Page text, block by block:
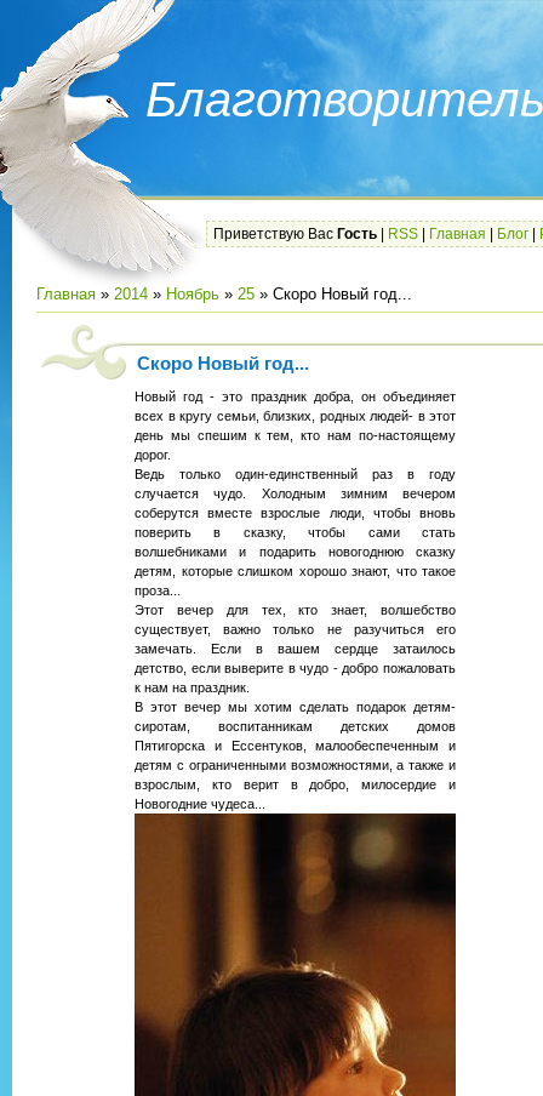
Приветствую Вас Гость RSS Главная Блог
Главная » 2014 » Ноябрь » 25 » Скоро Новый год...
Скоро Новый год...
Новый год - это праздник добра, он объединяет
всех в кругу семьи, близких, родных людей- в этот
день мы спешим к тем, кто нам по-настоящему
дорог.
Ведь только один-единственный раз в году
случается чудо. Холодным зимним вечером
соберутся вместе взрослые люди, чтобы вновь
поверить в сказку, чтобы сами стать
волшебниками и подарить новогоднюю сказку
детям, которые слишком хорошо знают, что такое
проза...
Этот вечер для тех, кто знает, волшебство
существует, важно только не разучиться его
замечать. Если в вашем сердце затаилось
детство, если выверите в чудо - добро пожаловать
к нам на праздник.
В этот вечер мы хотим сделать подарок детям-
сиротам, воспитанникам детских домов
Пятигорска и Ессентуков, малообеспеченным и
детям с ограниченными возможностями, а также и
взрослым, кто верит в добро, милосердие и
Новогодние чудеса...